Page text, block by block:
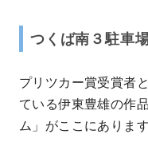
つくば南３駐車
プリツカー賞受賞者
ている伊東豊雄の作
ム」がここにあります